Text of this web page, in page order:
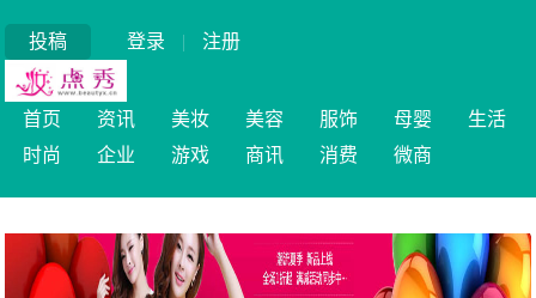
投稿 登录 | 注册
首页 资讯 美妆 美容 服饰 母婴
生活
时尚
企业 游戏 商讯 消费 微商